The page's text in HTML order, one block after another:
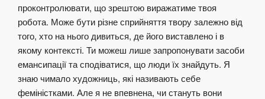
проконтролювати, що зрештою виражатиме твоя
робота. Може бути різне сприйняття твору залежно від
того, хто на нього дивиться, де його виставлено і в
якому контексті. Ти можеш лише запропонувати засоби
емансипації та сподіватися, що люди їх знайдуть. Я
знаю чимало художниць, які називають себе
феміністками. Але я не впевнена, чи стануть вони